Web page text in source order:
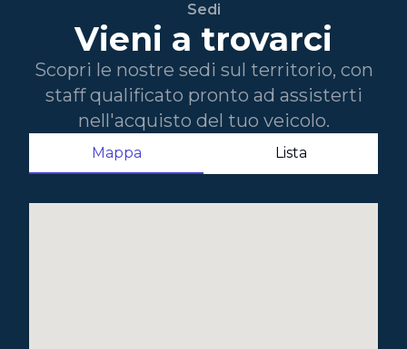
Sedi
Vieni a trovarci
Scopri le nostre sedi sul territorio, con
staff qualificato pronto ad assisterti
nell'acquisto del tuo veicolo.
Mappa Lista